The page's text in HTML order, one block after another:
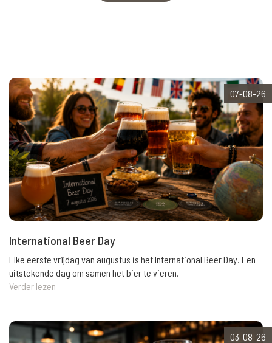
07-08-26
International Beer Day
Elke eerste vrijdag van augustus is het International Beer Day. Een
uitstekende dag om samen het bier te vieren.
Verder lezen
03-08-26